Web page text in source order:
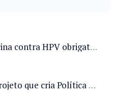
Projeto prevê vacina contra HPV obrigatória e testes moleculares para rastreamento do câncer do colo do útero
Câmara analisa projeto que cria Política Nacional de Qualificação e Valorização da Preceptoria na Residência Médica